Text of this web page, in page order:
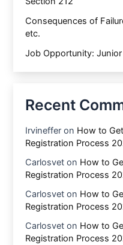
Consequences of
etc.
Job Opportunity: Junior
Recent
Irvineffer on How to
Registration Process
Carlosvet on How to
Registration Process
Carlosvet on How to
Registration Process
Carlosvet on How to
Registration Process